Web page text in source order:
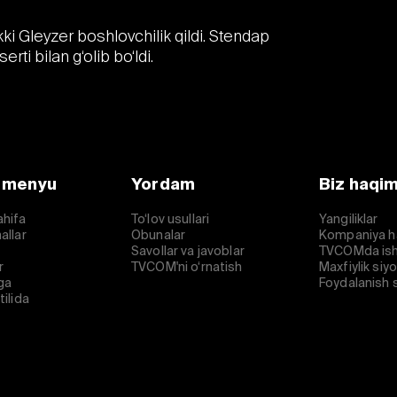
Gleyzer boshlovchilik qildi. Stendap
bilan g‘olib bo‘ldi.
Yordam
To‘lov usullari
Obunalar
Savollar va javoblar
TVCOM'ni o‘rnatish
Biz
Yangiliklar
Kompaniya
TVCOMda
Maxfiylik
Foydalanish